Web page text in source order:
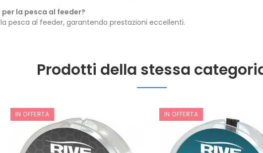
per la pesca al feeder?
pesca al feeder, garantendo prestazioni eccellenti.
Prodotti della stessa
IN OFFERTA IN OFFERTA